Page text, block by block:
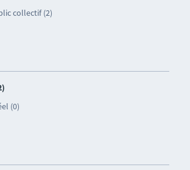
collectif (2)
(0)